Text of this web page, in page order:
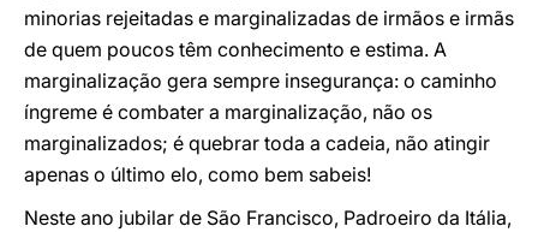
minorias rejeitadas e marginalizadas de irmãos e irmãs
de quem poucos têm conhecimento e estima. A
marginalização gera sempre insegurança: o caminho
íngreme é combater a marginalização, não os
marginalizados; é quebrar toda a cadeia, não atingir
apenas o último elo, como bem sabeis!
Neste ano jubilar de São Francisco, Padroeiro da Itália,